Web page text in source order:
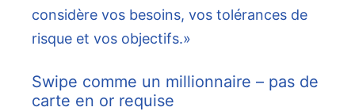
considère vos besoins, vos tolérances de
risque et vos objectifs.»
Swipe comme un millionnaire – pas de
carte en or requise